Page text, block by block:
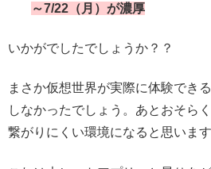
～7/22（月）が濃厚
いかがでしたでしょうか？？
まさか仮想世界が実際に体験でき
しなかったでしょう。あとおそら
繋がりにくい環境になると思いま